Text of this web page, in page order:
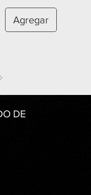
Agregar
DE